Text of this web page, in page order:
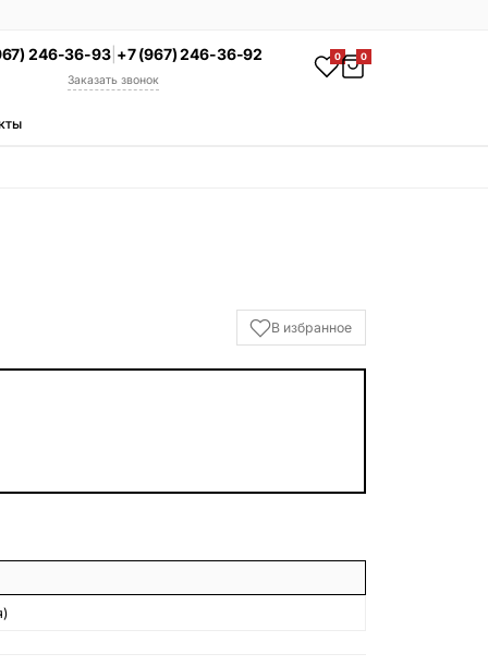
246-36-93| +7 (967) 246-36-92
Заказать звонок
0 0
В избранное